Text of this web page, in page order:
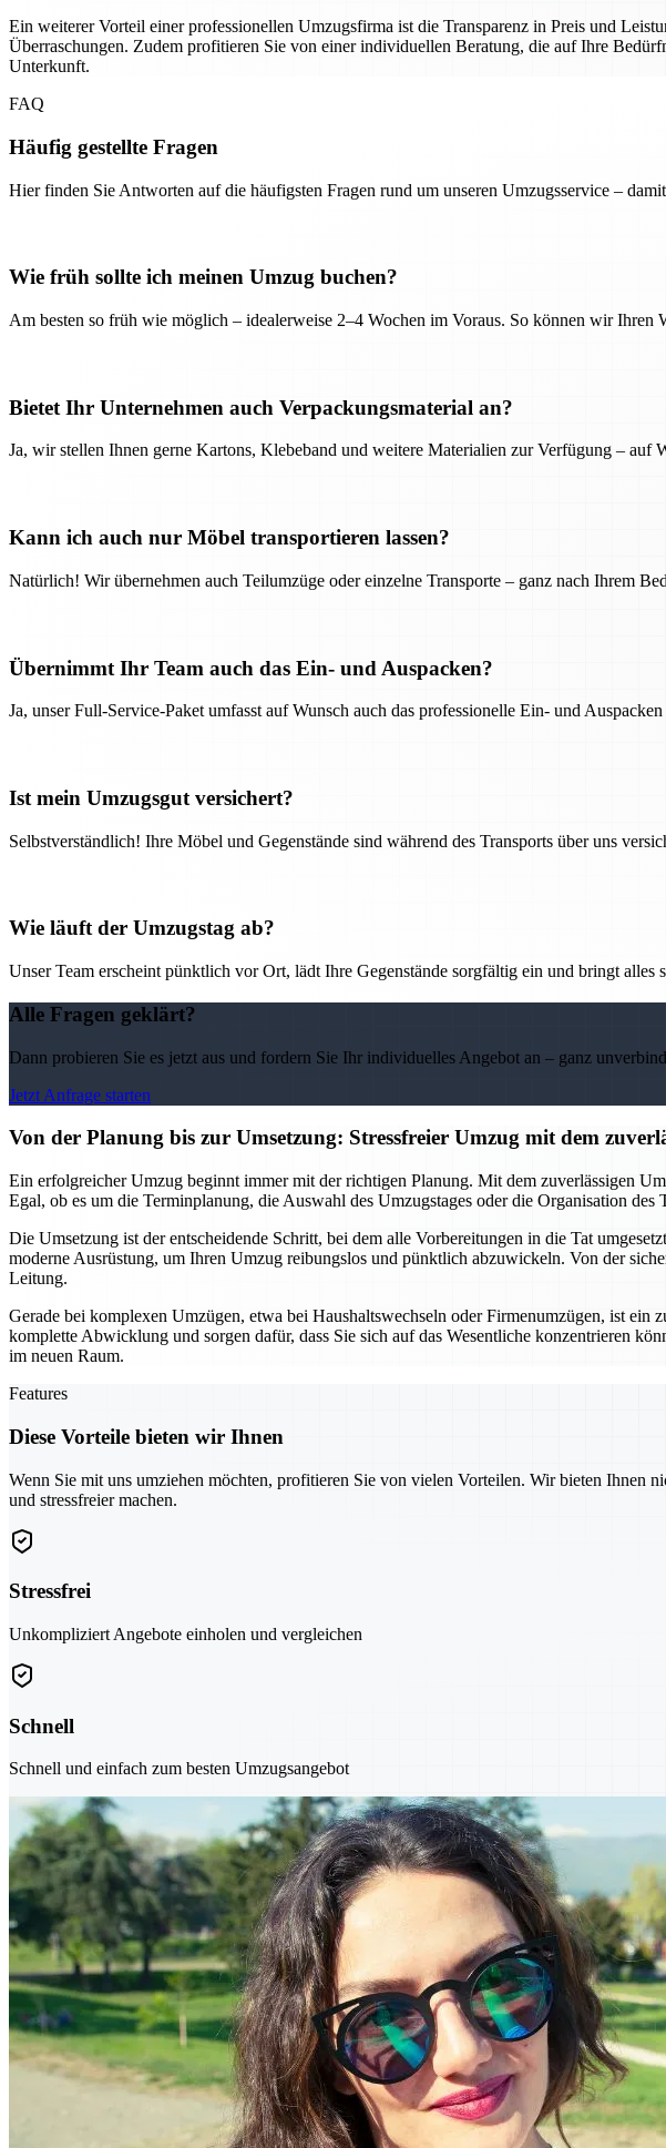
Ein weiterer Vorteil einer professionellen Umzugsfirma ist die Transparenz in Preis und
Überraschungen. Zudem profitieren Sie von einer individuellen Beratung, die auf Ihre
Unterkunft.
FAQ
Häufig gestellte Fragen
Hier finden Sie Antworten auf die häufigsten Fragen rund um unseren Umzugsservice –
Wie früh sollte ich meinen Umzug buchen?
Am besten so früh wie möglich – idealerweise 2–4 Wochen im Voraus. So können wir Ihren
Bietet Ihr Unternehmen auch Verpackungsmaterial an?
Ja, wir stellen Ihnen gerne Kartons, Klebeband und weitere Materialien zur Verfügung – auf
Kann ich auch nur Möbel transportieren lassen?
Natürlich! Wir übernehmen auch Teilumzüge oder einzelne Transporte – ganz nach Ihrem
Übernimmt Ihr Team auch das Ein- und Auspacken?
Ja, unser Full-Service-Paket umfasst auf Wunsch auch das professionelle Ein- und
Ist mein Umzugsgut versichert?
Selbstverständlich! Ihre Möbel und Gegenstände sind während des Transports über uns
Wie läuft der Umzugstag ab?
Unser Team erscheint pünktlich vor Ort, lädt Ihre Gegenstände sorgfältig ein und bringt alles
Alle Fragen geklärt?
Dann probieren Sie es jetzt aus und fordern Sie Ihr individuelles Angebot an – ganz
Jetzt Anfrage starten
Von der Planung bis zur Umsetzung: Stressfreier Umzug mit dem
Ein erfolgreicher Umzug beginnt immer mit der richtigen Planung. Mit dem zuverlässigen
Egal, ob es um die Terminplanung, die Auswahl des Umzugstages oder die Organisation
Die Umsetzung ist der entscheidende Schritt, bei dem alle Vorbereitungen in die Tat
moderne Ausrüstung, um Ihren Umzug reibungslos und pünktlich abzuwickeln. Von der
Leitung.
Gerade bei komplexen Umzügen, etwa bei Haushaltswechseln oder Firmenumzügen, ist
komplette Abwicklung und sorgen dafür, dass Sie sich auf das Wesentliche konzentrieren
im neuen Raum.
Features
Diese Vorteile bieten wir Ihnen
Wenn Sie mit uns umziehen möchten, profitieren Sie von vielen Vorteilen. Wir bieten Ihnen
und stressfreier machen.
Stressfrei
Unkompliziert Angebote einholen und vergleichen
Schnell
Schnell und einfach zum besten Umzugsangebot